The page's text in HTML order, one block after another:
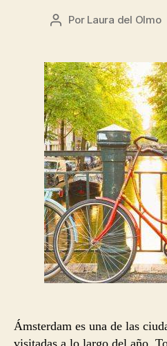
Autor
entrada
Por Laura del Olmo
Ámsterdam es una de las
visitadas a lo largo del año.